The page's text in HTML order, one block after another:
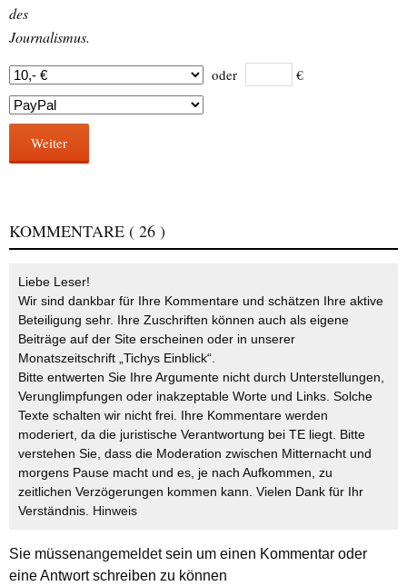
des
Journalismus.
oder €
Weiter
KOMMENTARE ( 26 )
Liebe Leser!
Wir sind dankbar für Ihre Kommentare und schätzen Ihre aktive
Beteiligung sehr. Ihre Zuschriften können auch als eigene
Beiträge auf der Site erscheinen oder in unserer
Monatszeitschrift „Tichys Einblick“.
Bitte entwerten Sie Ihre Argumente nicht durch Unterstellungen,
Verunglimpfungen oder inakzeptable Worte und Links. Solche
Texte schalten wir nicht frei. Ihre Kommentare werden
moderiert, da die juristische Verantwortung bei TE liegt. Bitte
verstehen Sie, dass die Moderation zwischen Mitternacht und
morgens Pause macht und es, je nach Aufkommen, zu
zeitlichen Verzögerungen kommen kann. Vielen Dank für Ihr
Verständnis. Hinweis
Sie müssenangemeldetsein um einen Kommentar oder
eine Antwort schreiben zu können